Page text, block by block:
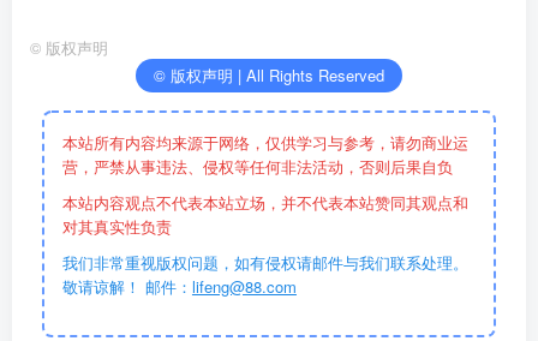
© 版权声明
© 版权声明 | All Rights Reserved
本站所有内容均来源于网络，仅供学习与参考，请勿商业运
营，严禁从事违法、侵权等任何非法活动，否则后果自负
本站内容观点不代表本站立场，并不代表本站赞同其观点和
对其真实性负责
我们非常重视版权问题，如有侵权请邮件与我们联系处理。
敬请谅解！ 邮件： lifeng@88.com